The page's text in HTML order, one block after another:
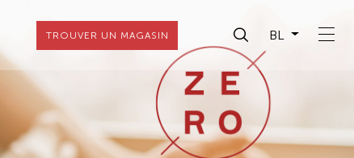
TROUVER UN MAGASIN BL